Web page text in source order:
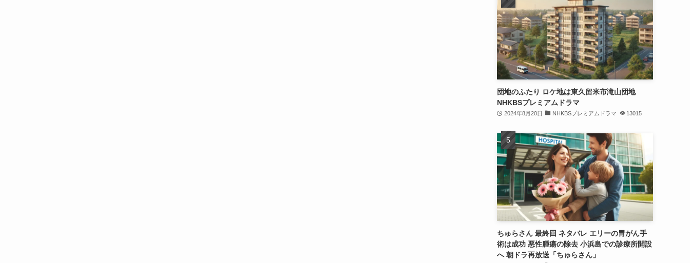
団地のふたり ロケ地は東久留米市滝山団地
NHKBSプレミアムドラマ
2024年8月20日 NHKBSプレミアムドラマ 13015
ちゅらさん 最終回 ネタバレ エリーの胃がん手
術は成功 悪性腫瘍の除去 小浜島での診療所開設
へ 朝ドラ再放送「ちゅらさん」